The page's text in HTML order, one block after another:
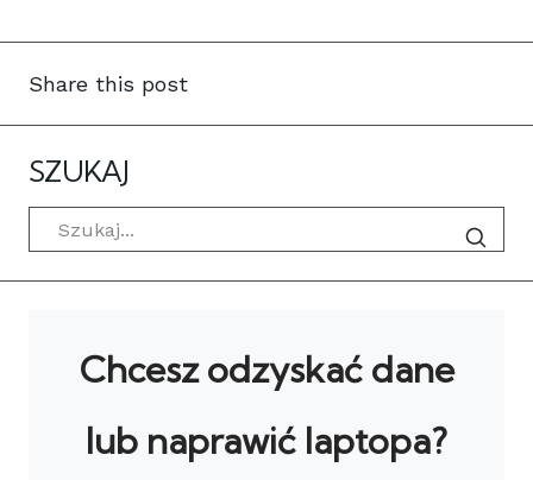
Share this post
SZUKAJ
Szukaj
Chcesz odzyskać dane
lub naprawić laptopa?